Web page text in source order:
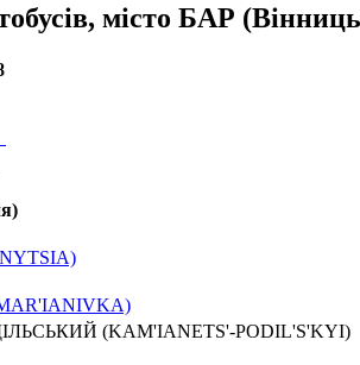
місто БАР
(KAM'IANETS'-PODIL'S'KYI)